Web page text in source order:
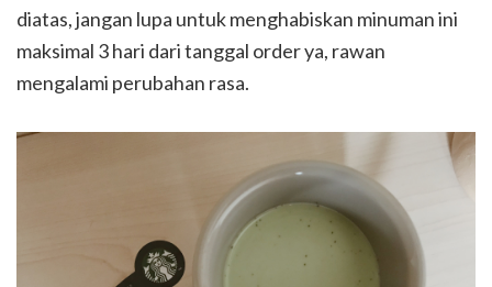
diatas, jangan lupa untuk menghabiskan minuman ini
maksimal 3 hari dari tanggal order ya, rawan
mengalami perubahan rasa.